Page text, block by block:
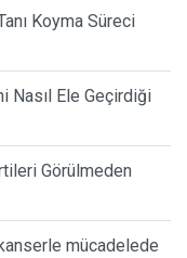
Koyma Süreci
Nasıl Ele Geçirdiği
Görülmeden
mücadelede